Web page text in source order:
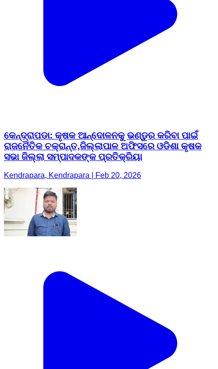
କେନ୍ଦ୍ରାପଡା: କୃଷକ ଆନ୍ଦୋଳନକୁ ଭଣ୍ଡୁର କରିବା ପାଇଁ
ରାଜନୈତିକ ଚକ୍ରାନ୍ତ,ଜିଲ୍ଲାପାଳ ଅଫିସରେ ଓଡିଶା କୃଷକ
ସଭା ଜିଲ୍ଲା ସମ୍ପାଦକଙ୍କ ପ୍ରତିକ୍ରିୟା
Kendrapara, Kendrapara | Feb 20, 2026